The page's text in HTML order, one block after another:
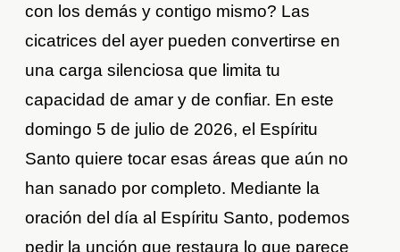
con los demás y contigo mismo? Las
cicatrices del ayer pueden convertirse en
una carga silenciosa que limita tu
capacidad de amar y de confiar. En este
domingo 5 de julio de 2026, el Espíritu
Santo quiere tocar esas áreas que aún no
han sanado por completo. Mediante la
oración del día al Espíritu Santo, podemos
pedir la unción que restaura lo que parece